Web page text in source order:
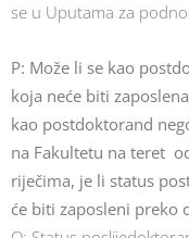
se u Uputama za
P: Može li se kao
koja neće biti
kao postdoktorand
na Fakultetu na teret
riječima, je li status
će biti zaposleni preko